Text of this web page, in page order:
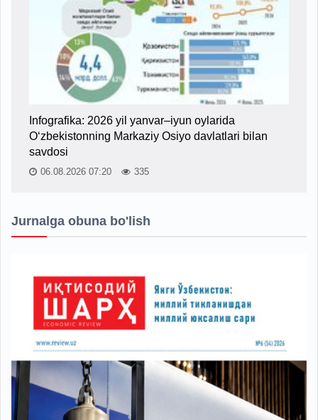
Infografika: 2026 yil yanvar–iyun oylarida
O‘zbekistonning Markaziy Osiyo davlatlari bilan
savdosi
06.08.2026 07:20 335
Jurnalga obuna bo'lish